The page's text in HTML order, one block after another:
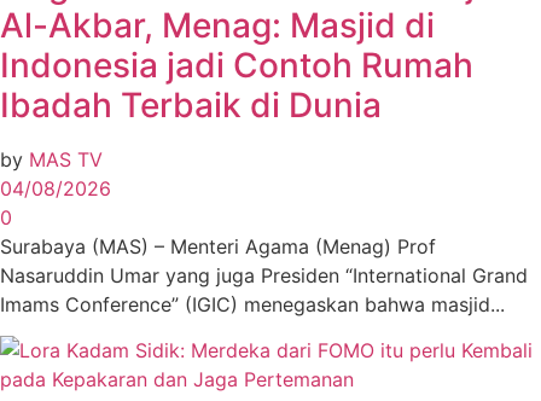
Al-Akbar, Menag: Masjid di
Indonesia jadi Contoh Rumah
Ibadah Terbaik di Dunia
by MAS TV
04/08/2026
0
Surabaya (MAS) – Menteri Agama (Menag) Prof
Nasaruddin Umar yang juga Presiden “International Grand
Imams Conference” (IGIC) menegaskan bahwa masjid...